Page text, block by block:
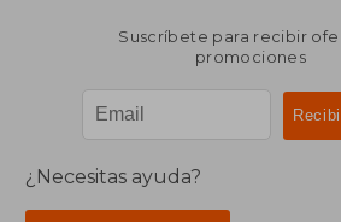
Suscríbete para recibir
promociones
¿Necesitas ayuda?